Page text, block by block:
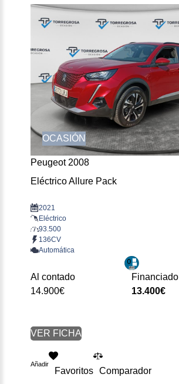
OCASIÓN
Peugeot 2008
Eléctrico Allure Pack
2021
Eléctrico
93.500
136CV
Automática
Al contado
14.900€
Financiado
13.400€
VER FICHA
Añadir
Favoritos Comparador